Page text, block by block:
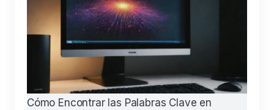
Cómo Encontrar las Palabras Clave en